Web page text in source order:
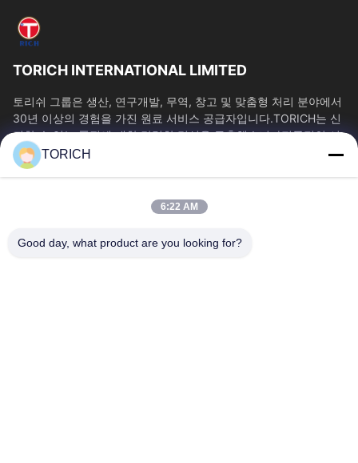
TORICH INTERNATIONAL LIMITED
토리쉬 그룹은 생산, 연구개발, 무역, 창고 및 맞춤형 처리 분야에서
30년 이상의 경험을 가진 원료 서비스 공급자입니다.TORICH는 신
뢰할 수 있는 품질에 대한 강력한 명성을 구축했습니다전문적인 서
비스와 효율적인 공급 1만 평방 미터 이상의 생산 시설, 연간...
빠른 링크
제품 소개
품질 관리
TORICH
6:22 AM
Good day, what product are you looking for?